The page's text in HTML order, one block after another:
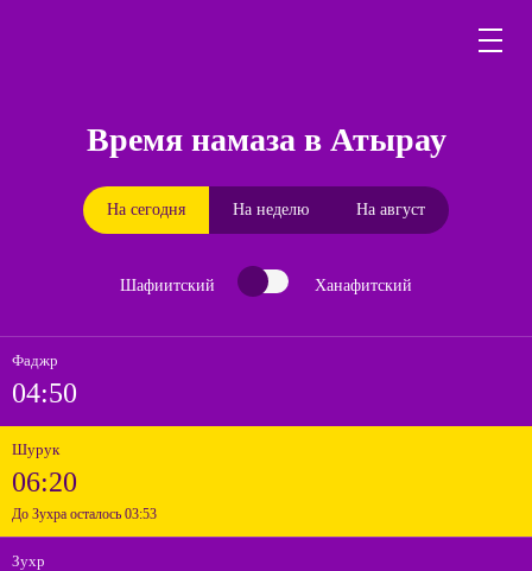
Время намаза в Атырау
На сегодня На неделю На август
Шафиитский Ханафитский
Фаджр
04:50
Шурук
06:20
До Зухра осталось 03:53
Зухр